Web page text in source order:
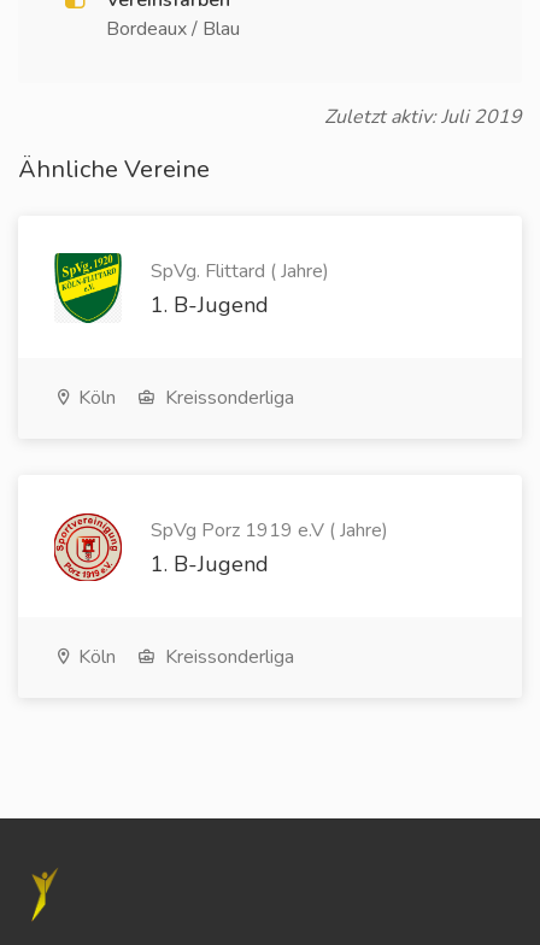
Bordeaux / Blau
Zuletzt aktiv: Juli 2019
Ähnliche Vereine
SpVg. Flittard ( Jahre)
1. B-Jugend
Köln Kreissonderliga
SpVg Porz 1919 e.V ( Jahre)
1. B-Jugend
Köln Kreissonderliga